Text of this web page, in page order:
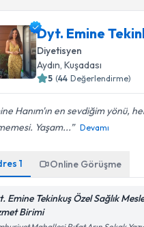
Dyt. Emine
Diyetisyen
Aydın, Kuşadası
5 (44 Değerlendirme)
Hanım'ın en sevdiğim yönü,
Yaşam...
Devamı
1 Online Görüşme
Emine Tekinkuş Özel Sağlık
Birimi